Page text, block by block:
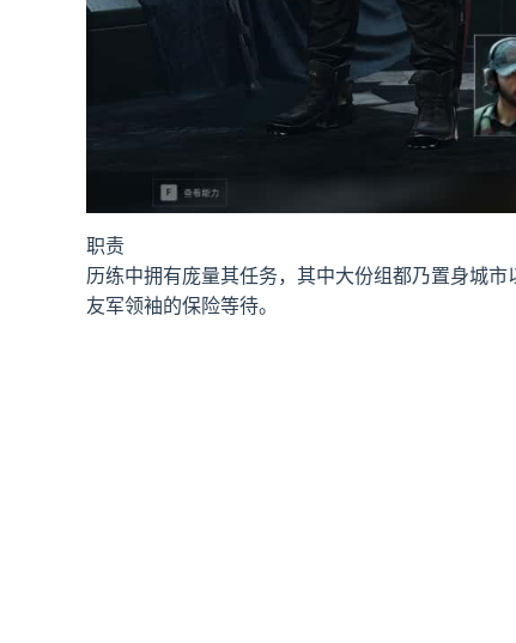
职责
历练中拥有庞量其任务，其中大份组都乃置身城
友军领袖的保险等待。